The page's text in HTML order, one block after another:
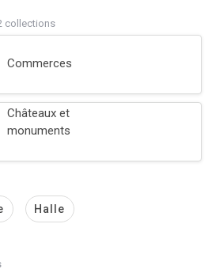
collections
Commerces
Châteaux et
monuments
Halle